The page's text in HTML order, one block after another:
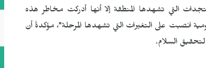
التي تشهدها المنطقة إلا أنها أدركت مخاطر هذه
انصبت على التغيرات التي تشهدها المرحلة"، مؤكدةً أن
لتحقيق السلام.